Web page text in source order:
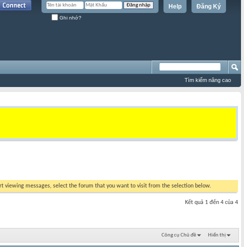
Đăng Ký
Help
Ghi nhớ?
Tìm kiếm nâng cao
viewing messages, select the forum that you want to visit from the selection below.
Kết quả 1 đến 4 của 4
Công cụ Chủ đề Hiển thị